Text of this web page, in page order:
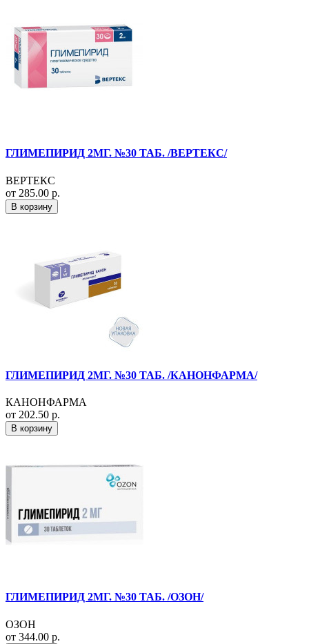
ГЛИМЕПИРИД 2МГ. №30 ТАБ. /ВЕРТЕКС/
ВЕРТЕКС
от 285.00 р.
В корзину
ГЛИМЕПИРИД 2МГ. №30 ТАБ. /КАНОНФАРМА/
КАНОНФАРМА
от 202.50 р.
В корзину
ГЛИМЕПИРИД 2МГ. №30 ТАБ. /ОЗОН/
ОЗОН
от 344.00 р.